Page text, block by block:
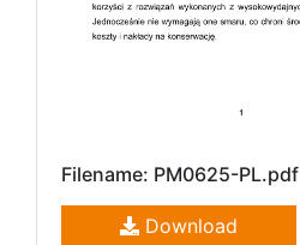
Filename: PM0625-PL.pdf
Download